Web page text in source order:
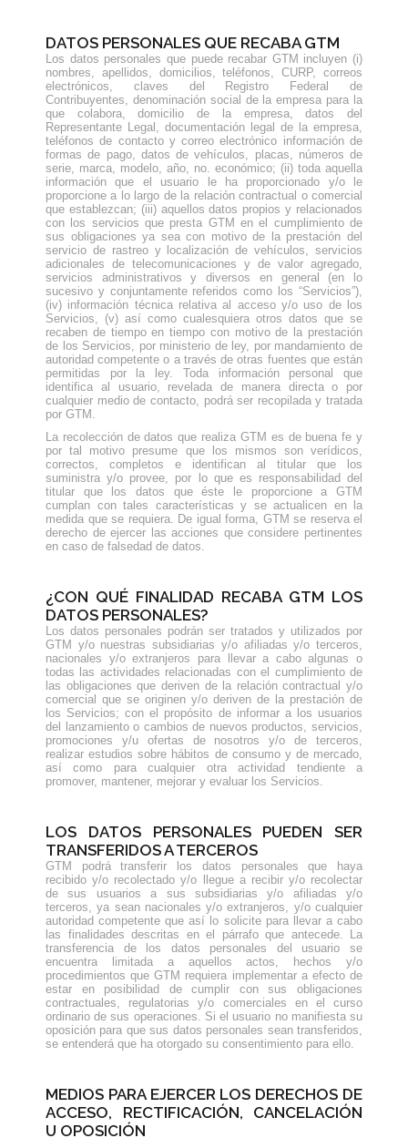
DATOS PERSONALES QUE RECABA GTM
Los datos personales que puede recabar GTM incluyen (i)
nombres, apellidos, domicilios, teléfonos, CURP, correos
electrónicos, claves del Registro Federal de
Contribuyentes, denominación social de la empresa para la
que colabora, domicilio de la empresa, datos del
Representante Legal, documentación legal de la empresa,
teléfonos de contacto y correo electrónico información de
formas de pago, datos de vehículos, placas, números de
serie, marca, modelo, año, no. económico; (ii) toda aquella
información que el usuario le ha proporcionado y/o le
proporcione a lo largo de la relación contractual o comercial
que establezcan; (iii) aquellos datos propios y relacionados
con los servicios que presta GTM en el cumplimiento de
sus obligaciones ya sea con motivo de la prestación del
servicio de rastreo y localización de vehículos, servicios
adicionales de telecomunicaciones y de valor agregado,
servicios administrativos y diversos en general (en lo
sucesivo y conjuntamente referidos como los “Servicios”),
(iv) información técnica relativa al acceso y/o uso de los
Servicios, (v) así como cualesquiera otros datos que se
recaben de tiempo en tiempo con motivo de la prestación
de los Servicios, por ministerio de ley, por mandamiento de
autoridad competente o a través de otras fuentes que están
permitidas por la ley. Toda información personal que
identifica al usuario, revelada de manera directa o por
cualquier medio de contacto, podrá ser recopilada y tratada
por GTM.
La recolección de datos que realiza GTM es de buena fe y
por tal motivo presume que los mismos son verídicos,
correctos, completos e identifican al titular que los
suministra y/o provee, por lo que es responsabilidad del
titular que los datos que éste le proporcione a GTM
cumplan con tales características y se actualicen en la
medida que se requiera. De igual forma, GTM se reserva el
derecho de ejercer las acciones que considere pertinentes
en caso de falsedad de datos.
¿CON QUÉ FINALIDAD RECABA GTM LOS
DATOS PERSONALES?
Los datos personales podrán ser tratados y utilizados por
GTM y/o nuestras subsidiarias y/o afiliadas y/o terceros,
nacionales y/o extranjeros para llevar a cabo algunas o
todas las actividades relacionadas con el cumplimiento de
las obligaciones que deriven de la relación contractual y/o
comercial que se originen y/o deriven de la prestación de
los Servicios; con el propósito de informar a los usuarios
del lanzamiento o cambios de nuevos productos, servicios,
promociones y/u ofertas de nosotros y/o de terceros,
realizar estudios sobre hábitos de consumo y de mercado,
así como para cualquier otra actividad tendiente a
promover, mantener, mejorar y evaluar los Servicios.
LOS DATOS PERSONALES PUEDEN SER
TRANSFERIDOS A TERCEROS
GTM podrá transferir los datos personales que haya
recibido y/o recolectado y/o llegue a recibir y/o recolectar
de sus usuarios a sus subsidiarias y/o afiliadas y/o
terceros, ya sean nacionales y/o extranjeros, y/o cualquier
autoridad competente que así lo solicite para llevar a cabo
las finalidades descritas en el párrafo que antecede. La
transferencia de los datos personales del usuario se
encuentra limitada a aquellos actos, hechos y/o
procedimientos que GTM requiera implementar a efecto de
estar en posibilidad de cumplir con sus obligaciones
contractuales, regulatorias y/o comerciales en el curso
ordinario de sus operaciones. Si el usuario no manifiesta su
oposición para que sus datos personales sean transferidos,
se entenderá que ha otorgado su consentimiento para ello.
MEDIOS PARA EJERCER LOS DERECHOS DE
ACCESO, RECTIFICACIÓN, CANCELACIÓN
U OPOSICIÓN